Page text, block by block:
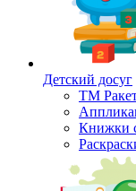
Детский досуг
ТМ
Книжки